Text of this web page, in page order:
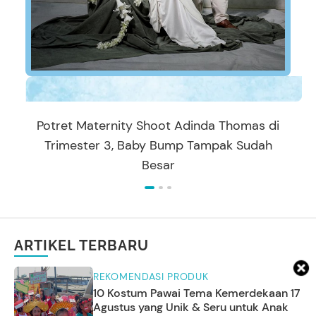
Potret Maternity Shoot Adinda Thomas di
Trimester 3, Baby Bump Tampak Sudah
Besar
ARTIKEL TERBARU
REKOMENDASI PRODUK
10 Kostum Pawai Tema Kemerdekaan 17
Agustus yang Unik & Seru untuk Anak